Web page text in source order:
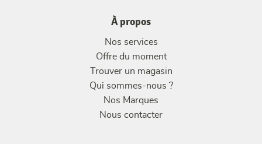
À propos
Nos services
Offre du moment
Trouver un magasin
Qui sommes-nous ?
Nos Marques
Nous contacter